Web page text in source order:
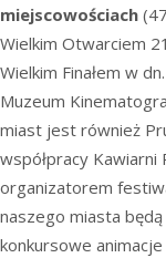
miejscowościach
Wielkim Otwarciem
Wielkim Finałem w
Muzeum
miast jest również
współpracy Kawiarni
organizatorem
naszego miasta
konkursowe